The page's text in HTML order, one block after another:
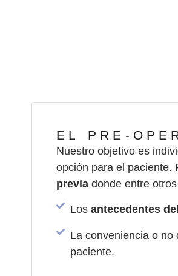
EL PRE-
Nuestro objetivo es
opción para el paciente.
previa donde entre
Los antecedentes
La conveniencia o no
paciente.